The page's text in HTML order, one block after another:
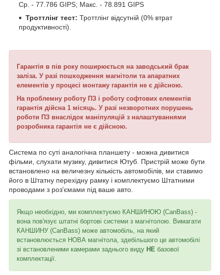
Ср. - 77.786 GIPS; Макс. - 78.891 GIPS
Троттлінг тест: Троттлінг відсутній (0% втрат
продуктивності).
Гарантія в пів року поширюється на заводський брак
заліза. У разі пошкодження магнітоли та апаратних
елементів у процесі монтажу гарантія не є дійсною.
На проблемну роботу ПЗ і роботу софтових елементів
гарантія дійсна 1 місяць. У разі незворотних порушень
роботи ПЗ внаслідок маніпуляцій з налаштуваннями
розробника гарантія не є дійсною.
Система по суті аналогічна планшету - можна дивитися
фільми, слухати музику, дивитися Ютуб. Пристрій може бути
встановлено на величезну кількість автомобілів, ми ставимо
його в Штатну перехідну рамку і комплектуємо Штатними
проводами з роз'ємами під ваше авто.
Якщо необхідно, ми комплектуємо КАНШИНОЮ (CanBass) -
вона пов'язує штатні бортові системи з магнітолою. Вимагати
КАНШИНУ (CanBass) може автомобіль, на який
встановлюється НОВА магнітола, здебільшого це автомобілі
зі встановленими камерами заднього виду НЕ базової
комплектації.